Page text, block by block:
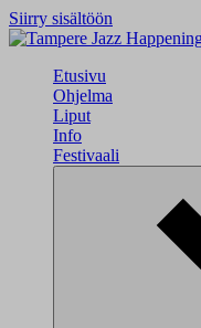
Siirry sisältöön
Etusivu
Ohjelma
Liput
Info
Festivaali